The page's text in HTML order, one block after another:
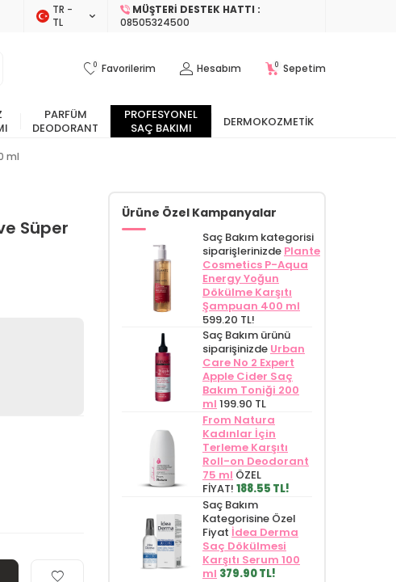
TR −
TL
MÜŞTERI DESTEK HATTI :
08505324500
0 Favorilerim Hesabım 0 Sepetim
PARFÜM
DEODORANT
PROFESYONEL
SAÇ BAKIMI
DERMOKOZMETIK
ml
Süper
Ürüne Özel Kampanyalar
Saç Bakım kategorisi
siparişlerinizde Plante
Cosmetics P-Aqua
Energy Yoğun
Dökülme Karşıtı
Şampuan 400 ml
599.20 TL!
Saç Bakım ürünü
siparişinizde Urban
Care No 2 Expert
Apple Cider Saç
Bakım Toniği 200
ml 199.90 TL
From Natura
Kadınlar İçin
Terleme Karşıtı
Roll-on Deodorant
75 ml ÖZEL
FİYAT! 188.55 TL!
Saç Bakım
Kategorisine Özel
Fiyat İdea Derma
Saç Dökülmesi
Karşıtı Serum 100
ml 379.90 TL!